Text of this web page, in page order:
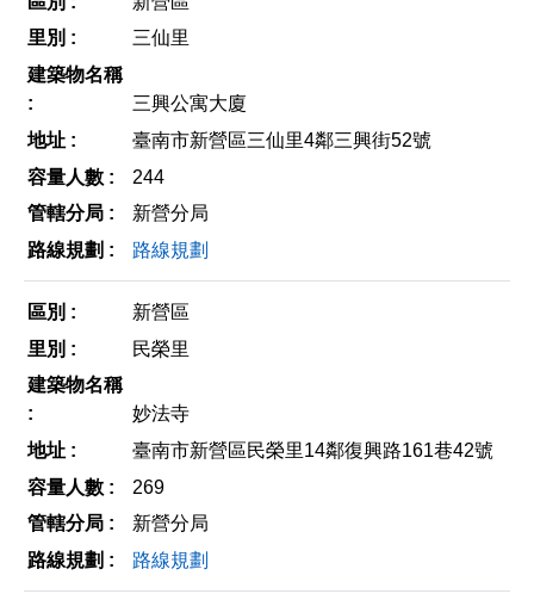
三仙里
三興公寓大廈
臺南市新營區三仙里4鄰三興街52號
244
新營分局
路線規劃
新營區
民榮里
妙法寺
臺南市新營區民榮里14鄰復興路161巷42號
269
新營分局
路線規劃